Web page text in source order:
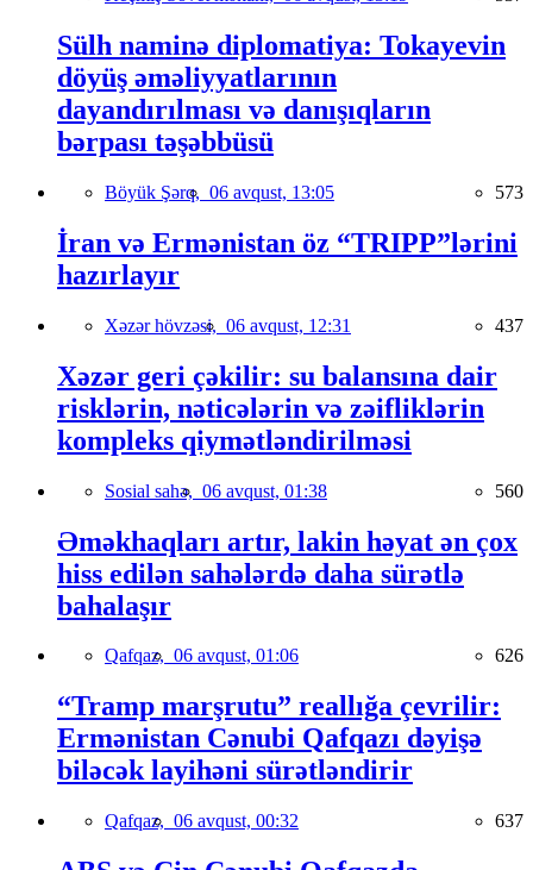
Sülh naminə diplomatiya: Tokayevin
döyüş əməliyyatlarının
dayandırılması və danışıqların
bərpası təşəbbüsü
Böyük Şərq, 06 avqust, 13:05 573
İran və Ermənistan öz “TRIPP”lərini
hazırlayır
Xəzər hövzəsi, 06 avqust, 12:31 437
Xəzər geri çəkilir: su balansına dair
risklərin, nəticələrin və zəifliklərin
kompleks qiymətləndirilməsi
Sosial sahə, 06 avqust, 01:38 560
Əməkhaqları artır, lakin həyat ən çox
hiss edilən sahələrdə daha sürətlə
bahalaşır
Qafqaz, 06 avqust, 01:06 626
“Tramp marşrutu” reallığa çevrilir:
Ermənistan Cənubi Qafqazı dəyişə
biləcək layihəni sürətləndirir
Qafqaz, 06 avqust, 00:32 637